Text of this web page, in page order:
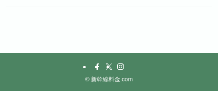
© 新幹線料金.com